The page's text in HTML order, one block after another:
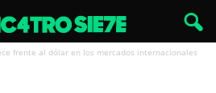
frente al dólar en los mercados internacionales